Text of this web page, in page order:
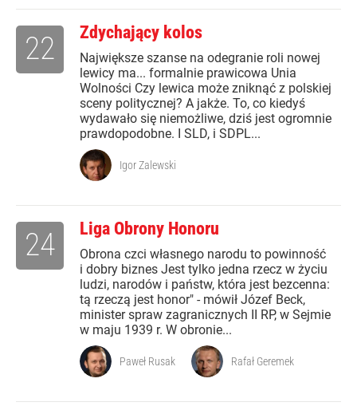
Zdychający kolos
Największe szanse na odegranie roli nowej
lewicy ma... formalnie prawicowa Unia
Wolności Czy lewica może zniknąć z polskiej
sceny politycznej? A jakże. To, co kiedyś
wydawało się niemożliwe, dziś jest ogromnie
prawdopodobne. I SLD, i SDPL...
22
Igor Zalewski
Liga Obrony Honoru
Obrona czci własnego narodu to powinność
i dobry biznes Jest tylko jedna rzecz w życiu
ludzi, narodów i państw, która jest bezcenna:
tą rzeczą jest honor" - mówił Józef Beck,
minister spraw zagranicznych II RP, w Sejmie
w maju 1939 r. W obronie...
24
Paweł Rusak Rafał Geremek